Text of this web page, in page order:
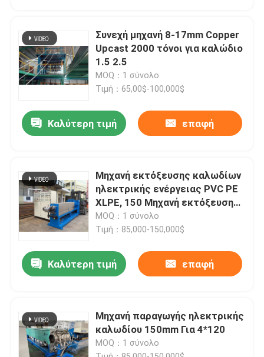
Προϊόντα
Σχετικά με εμάς
Έλεγχος ποιότητας
Ζητήστε μια προσφορά
Μηχανή εκτόξευσης καλωδίων
Μηχανή εκτόξευσης συρμάτων
Συνεχή μηχανή 8-17mm Copper
Upcast 2000 τόνοι για καλώδιο
1.5 2.5
MOQ：1 σύνολο
Τιμή：65,00$-100,000$
Καλύτερη τιμή επαφή
Μηχανή εκτόξευσης καλωδίων
ηλεκτρικής ενέργειας PVC PE
XLPE, 150 Μηχανή εκτόξευσης
εκτόξευσης
MOQ：1 σύνολο
Τιμή：85,000-150,000$
Καλύτερη τιμή επαφή
Μηχανή παραγωγής ηλεκτρικής
καλωδίου 150mm Για 4*120
MOQ：1 σύνολο